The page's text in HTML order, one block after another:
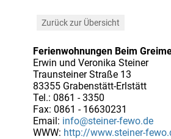
Zurück zur Übersicht
Ferienwohnungen Beim
Erwin und Veronika Steiner
Traunsteiner Straße 13
83355 Grabenstätt-Erlstätt
Tel.: 0861 - 3350
Fax: 0861 - 16630231
Email: info@steiner-fewo.de
WWW: http://www.steiner-